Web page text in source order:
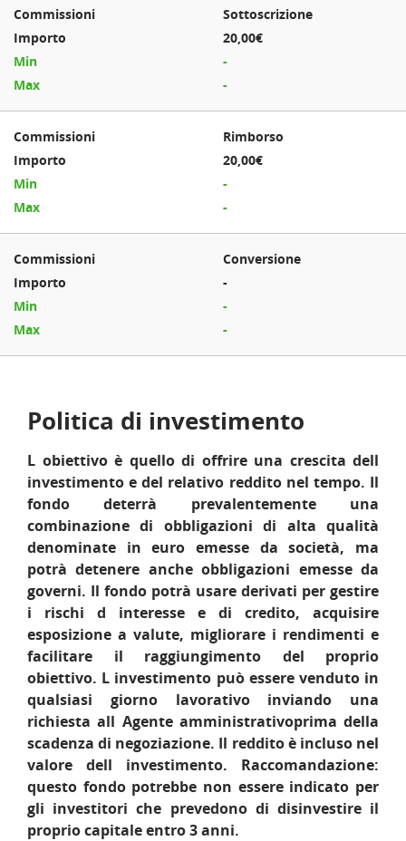
Sottoscrizione
20,00€
-
-
Rimborso
20,00€
-
-
Conversione
-
-
-
Politica di investimento
L obiettivo è quello di offrire una crescita dell
investimento e del relativo reddito nel tempo. Il
fondo deterrà prevalentemente una
combinazione di obbligazioni di alta qualità
denominate in euro emesse da società, ma
potrà detenere anche obbligazioni emesse da
governi. Il fondo potrà usare derivati per gestire
i rischi d interesse e di credito, acquisire
esposizione a valute, migliorare i rendimenti e
facilitare il raggiungimento del proprio
obiettivo. L investimento può essere venduto in
qualsiasi giorno lavorativo inviando una
richiesta all Agente amministrativoprima della
scadenza di negoziazione. Il reddito è incluso nel
valore dell investimento. Raccomandazione:
questo fondo potrebbe non essere indicato per
gli investitori che prevedono di disinvestire il
proprio capitale entro 3 anni.